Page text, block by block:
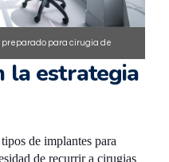
preparado para cirugia de
la estrategia
de implantes para
de recurrir a cirugias